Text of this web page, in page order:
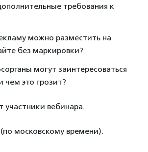
требования к
можно разместить на
без маркировки?
могут заинтересоваться
чем это грозит?
участники вебинара.
московскому времени).